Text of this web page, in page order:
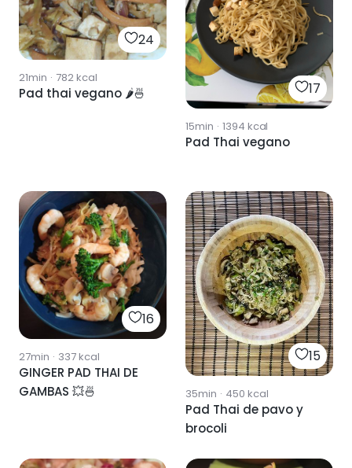
24
21min · 782kcal
Pad thai vegano 🌶️🍜 17
15min · 1394 kcal
Pad Thai vegano
16
27min · 337kcal
GINGER PAD THAI DE
GAMBAS 💥🍜
15
35min · 450 kcal
Pad Thai de pavo y
brocoli